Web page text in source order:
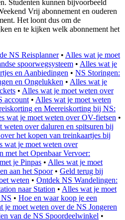
Studenten kunnen bijvoorbeeld
Vrij abonnement en ouderen
Het loont dus om de
en te kijken welk abonnement het
NS Reisplanner• Alles wat je moet
spoorwegsysteem • Alles wat je
en Aanbiedingen • NS Storingen:
en Ongelukken • Alles wat je
• Alles wat je moet weten over
account • Alles wat je moet weten
en Meereiskorting bij NS:
wat je moet weten over OV-fietsen •
over daluren en spitsuren bij
het kopen van treinkaartjes bij
wat je moet weten over
met het Openbaar Vervoer:
je Pinpas • Alles wat je moet
aan het Spoor• Geld terug bij
weten • Ontdek NS Wandelingen:
naar Station • Alles wat je moet
• Hoe en waar koop je een
je moet weten over de NS Jongeren
van de NS Spoordeelwinkel •